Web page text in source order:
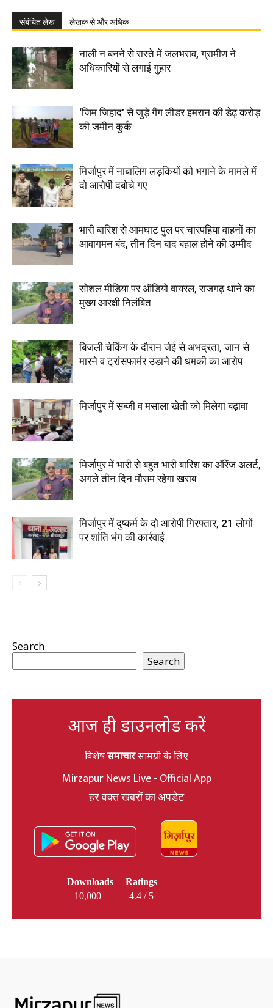
संबंधित लेख लेखक से और अधिक
नाली न बनने से रास्ते में जलभराव, ग्रामीण ने
अधिकारियों से लगाई गुहार
‘जिम जिहाद’ से जुड़े गैंग लीडर इमरान की डेढ़ करोड़
की जमीन कुर्क
मिर्जापुर में नाबालिग लड़कियों को भगाने के मामले में
दो आरोपी दबोचे गए
भारी बारिश से आमघाट पुल पर चारपहिया वाहनों का
आवागमन बंद, तीन दिन बाद बहाल होने की उम्मीद
सोशल मीडिया पर ऑडियो वायरल, राजगढ़ थाने का
मुख्य आरक्षी निलंबित
बिजली चेकिंग के दौरान जेई से अभद्रता, जान से
मारने व ट्रांसफार्मर उड़ाने की धमकी का आरोप
मिर्जापुर में सब्जी व मसाला खेती को मिलेगा बढ़ावा
मिर्जापुर में भारी से बहुत भारी बारिश का ऑरेंज अलर्ट,
अगले तीन दिन मौसम रहेगा खराब
मिर्जापुर में दुष्कर्म के दो आरोपी गिरफ्तार, 21 लोगों
पर शांति भंग की कार्रवाई
Search
Search
आज ही डाउनलोड करें
विशेषसमाचारसामग्री के लिए
Mirzapur News Live - Official App
हर वक्त खबरों का अपडेट
Downloads
10,000+
Ratings
4.4 / 5